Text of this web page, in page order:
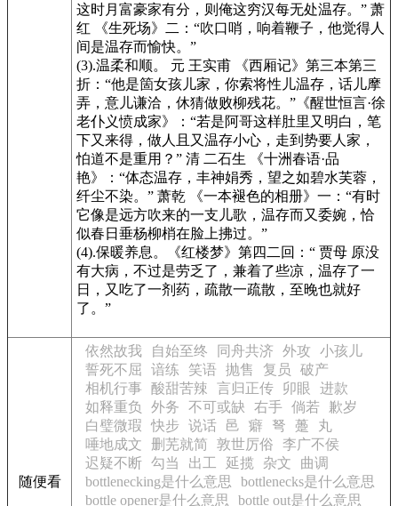
这时月富豪家有分，则俺这穷汉每无处温存。” 萧
红
《生死场》
二：“吹口哨，响着鞭子，他觉得人
间是温存而愉快。”
(3).温柔和顺。 元 王实甫
《西厢记》 第三本第三
折：“他是箇女孩儿家，你索将性儿温存，话儿摩
弄，意儿谦洽，休猜做败柳残花。” 《醒世恒言·徐
老仆义愤成家》
：“若是阿哥这样肚里又明白，笔
下又来得，做人且又温存小心，走到势要人家，
怕道不是重用？” 清 二石生
《十洲春语·品
艳》
：“体态温存，丰神娟秀，望之如碧水芙蓉，
纤尘不染。” 萧乾
《一本褪色的相册》 一：“有时
它像是远方吹来的一支儿歌，温存而又委婉，恰
似春日垂杨柳梢在脸上拂过。”
(4).保暖养息。
《红楼梦》 第四二回：“ 贾母 原没
有大病，不过是劳乏了，兼着了些凉，温存了一
日，又吃了一剂药，疏散一疏散，至晚也就好
了。”
随便看
依然故我 自始至终 同舟共济 外攻
小孩儿
誓死不屈
谙练 笑语 抛售 复员
破产
相机行事
酸甜苦辣 言归正传 卯眼
进款
如释重负
外务 不可或缺 右手 倘若
歉岁
白璧微瑕
快步 说话 邑 癖 弩 躉
丸
唾地成文
删芜就简 敦世厉俗
李广不侯
迟疑不断 勾当 出工 延揽 杂文
曲调
bottlenecking是什么意思
bottlenecks是什么意思
bottle opener是什么意思
bottle out是什么意思